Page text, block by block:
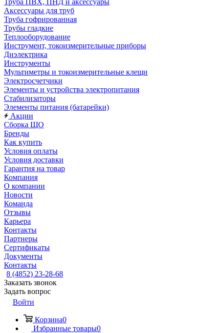
Труба ПВХ, ПНД и аксессуары
Аксессуары для труб
Труба гофрированная
Трубы гладкие
Теплооборудование
Инструмент, токоизмерительные приборы
Диэлектрика
Инструменты
Мультиметры и токоизмерительные клещи
Электросчетчики
Элементы и устройства электропитания
Стабилизаторы
Элементы питания (батарейки)
Акции
Сборка ЩО
Бренды
Как купить
Условия оплаты
Условия доставки
Гарантия на товар
Компания
О компании
Новости
Команда
Отзывы
Карьера
Контакты
Партнеры
Сертификаты
Документы
Контакты
8 (4852) 23-28-68
Заказать звонок
Задать вопрос
Войти
Корзина0
Избранные товары0